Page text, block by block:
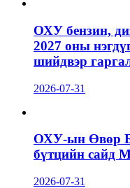
ОХУ бензин,
2027 оны
шийдвэр
2026-07-31
ОХУ-ын Өвөр
бүтцийн сайд
2026-07-31